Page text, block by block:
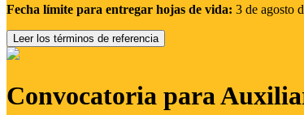
Fecha límite para entregar hojas de vida: 3 de agosto
Leer los términos de referencia
Convocatoria para